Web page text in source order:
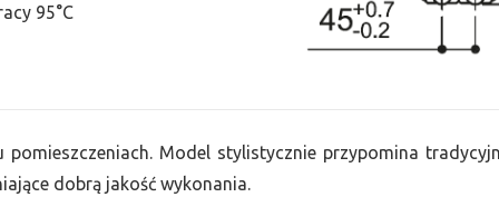
95°C
Model stylistycznie przypomina
dobrą jakość wykonania.